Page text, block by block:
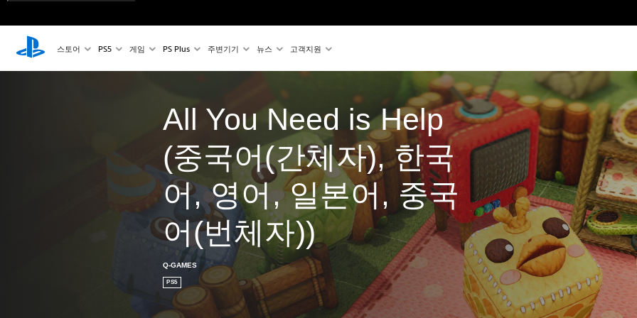
스토어 PS5 게임 PS Plus 주변기기 뉴스 고객지원
All You Need is Help
(중국어(간체자), 한국
어, 영어, 일본어, 중국
어(번체자))
Q-GAMES
PS5